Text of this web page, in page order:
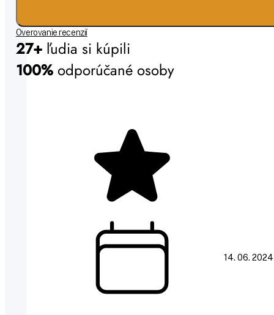
Overovanie recenzií
27+ ľudia si kúpili
100% odporúčané osoby
14. 06. 2024